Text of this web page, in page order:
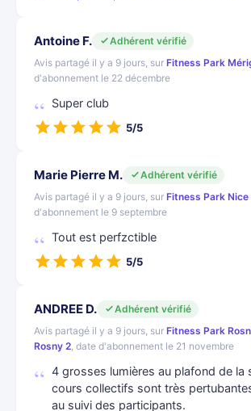
Antoine F.
Adhérent vérifié
Avis partagé il y a 9 jours, sur Fitness Park
d'abonnement le 22 décembre
Super club
5/5
Marie Pierre M.
Adhérent vérifié
Avis partagé il y a 9 jours, sur Fitness Park
d'abonnement le 9 septembre
Tout est perfzctible
5/5
ANDREE D.
Adhérent vérifié
Avis partagé il y a 9 jours, sur Fitness Park
Rosny 2, date d'abonnement le 21 novembre
4 grosses lumières au plafond de la
cours collectifs sont très
au suivi des participants.